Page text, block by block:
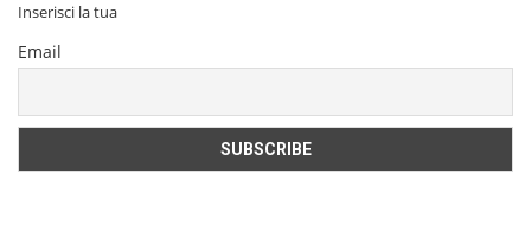
Inserisci la tua
Email